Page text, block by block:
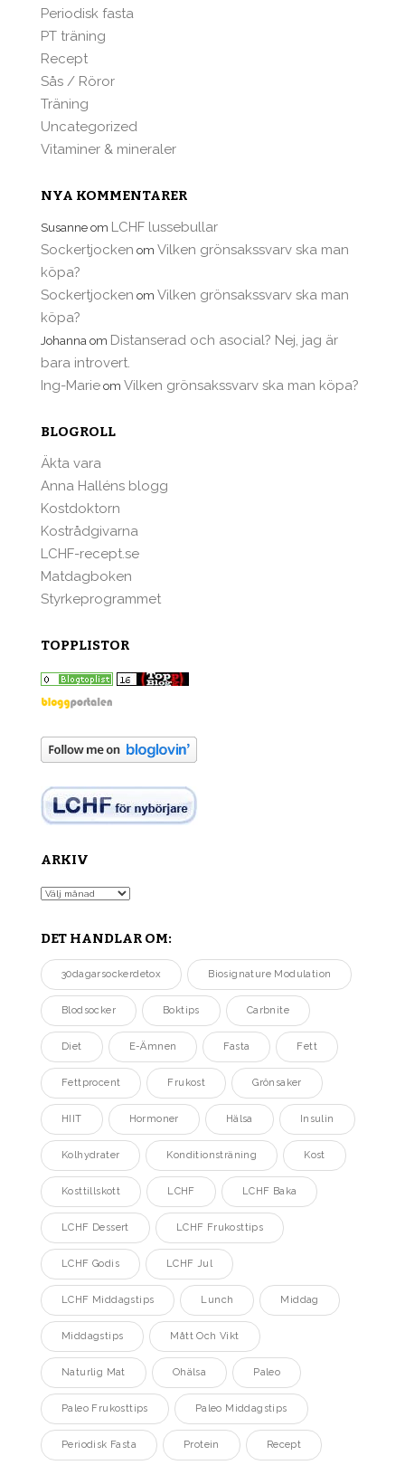
Periodisk fasta
PT träning
Recept
Sås / Röror
Träning
Uncategorized
Vitaminer & mineraler
NYA KOMMENTARER
Susanne om LCHF lussebullar
Sockertjocken om Vilken grönsakssvarv ska man
köpa?
Sockertjocken om Vilken grönsakssvarv ska man
köpa?
Johanna om Distanserad och asocial? Nej, jag är
bara introvert.
Ing-Marie om Vilken grönsakssvarv ska man köpa?
BLOGROLL
Äkta vara
Anna Halléns blogg
Kostdoktorn
Kostrådgivarna
LCHF-recept.se
Matdagboken
Styrkeprogrammet
TOPPLISTOR
ARKIV
Arkiv
DET HANDLAR OM:
30dagarsockerdetox Biosignature Modulation
Blodsocker Boktips Carbnite
Diet E-Ämnen Fasta Fett
Fettprocent Frukost Grönsaker
HIIT Hormoner Hälsa Insulin
Kolhydrater Konditionsträning Kost
Kosttillskott LCHF LCHF Baka
LCHF Dessert LCHF Frukosttips
LCHF Godis LCHF Jul
LCHF Middagstips Lunch Middag
Middagstips Mått Och Vikt
Naturlig Mat Ohälsa Paleo
Paleo Frukosttips Paleo Middagstips
Periodisk Fasta Protein Recept